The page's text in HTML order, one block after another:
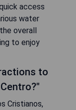
access
water
overall
to enjoy
to
Cristianos,